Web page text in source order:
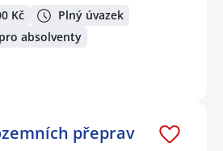
Kč
Plný úvazek
absolventy
přeprav